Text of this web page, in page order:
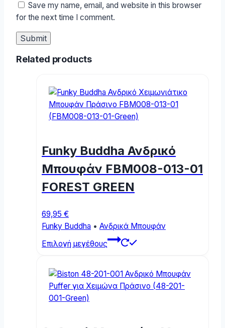
Save my name, email, and website in this browser
for the next time I comment.
Related products
Funky Buddha Ανδρικό
Μπουφάν FBM008-013-01
FOREST GREEN
69,95 €
Funky Buddha • Ανδρικά Μπουφάν
Επιλογή μεγέθους
multiple
variants.